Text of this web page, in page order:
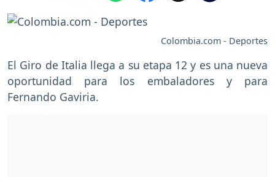
Colombia.com - Deportes
El Giro de Italia llega a su etapa 12 y es una nueva
oportunidad para los embaladores y para
Fernando Gaviria.